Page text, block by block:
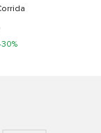
30%